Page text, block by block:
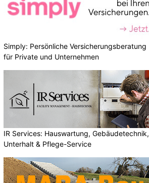
Simply: Persönliche Versicherungsberatung
für Private und Unternehmen
IR Services: Hauswartung, Gebäudetechnik,
Unterhalt & Pflege-Service